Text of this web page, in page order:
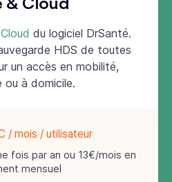
du logiciel DrSanté.
HDS de toutes
un accès en mobilité,
ou à domicile.
/ mois / utilisateur
fois par an ou 13€/mois en
mensuel